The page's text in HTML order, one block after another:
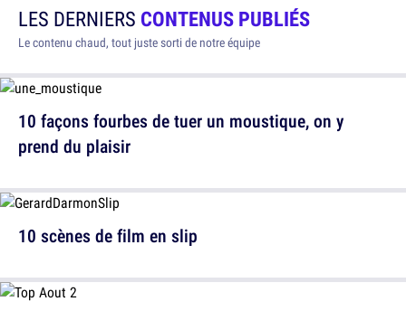
LES DERNIERS CONTENUS PUBLIÉS
Le contenu chaud, tout juste sorti de notre équipe
10 façons fourbes de tuer un moustique, on y
prend du plaisir
10 scènes de film en slip